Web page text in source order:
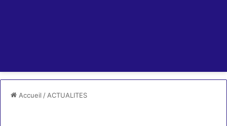
Accueil / ACTUALITES